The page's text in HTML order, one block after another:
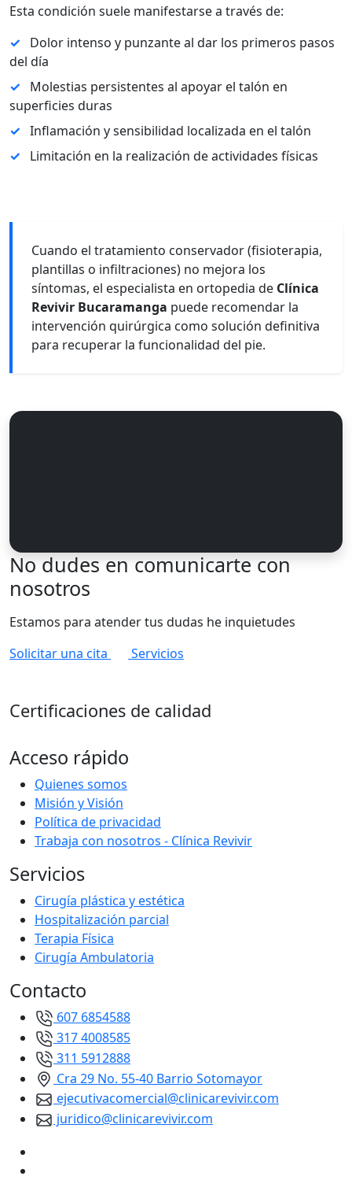
Esta condición suele manifestarse a través de:
✓
Dolor intenso y punzante al dar los primeros pasos
del día
✓
Molestias persistentes al apoyar el talón en
superficies duras
✓ Inflamación y sensibilidad localizada en el talón
✓
Limitación en la realización de actividades físicas
Cuando el tratamiento conservador (fisioterapia,
plantillas o infiltraciones) no mejora los
síntomas, el especialista en ortopedia de Clínica
Revivir Bucaramanga puede recomendar la
intervención quirúrgica como solución definitiva
para recuperar la funcionalidad del pie.
No dudes en comunicarte con
nosotros
Estamos para atender tus dudas he inquietudes
Solicitar una cita
Servicios
Certificaciones de calidad
Acceso rápido
Quienes somos
Misión y Visión
Política de privacidad
Trabaja con nosotros - Clínica Revivir
Servicios
Cirugía plástica y estética
Hospitalización parcial
Terapia Física
Cirugía Ambulatoria
Contacto
607 6854588
317 4008585
311 5912888
Cra 29 No. 55-40 Barrio Sotomayor
ejecutivacomercial@clinicarevivir.com
juridico@clinicarevivir.com